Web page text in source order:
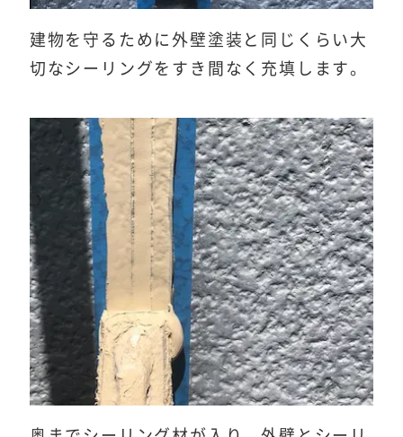
建物を守るために外壁塗装と同じくらい大
切なシーリングをすき間なく充填します。